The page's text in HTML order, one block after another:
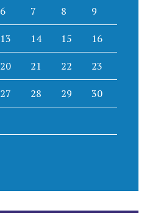
6 7 8 9
13 14 15 16
20 21 22 23
27 28 29 30